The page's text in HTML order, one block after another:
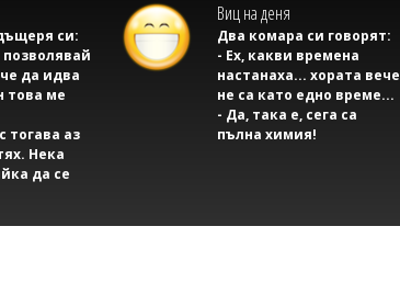
си:
да идва
това ме
тогава аз
Нека
да се
Виц на деня
Два комара си говорят:
- Ех, какви времена
настанаха... хората вече
не са като едно време...
- Да, така е, сега са
пълна химия!